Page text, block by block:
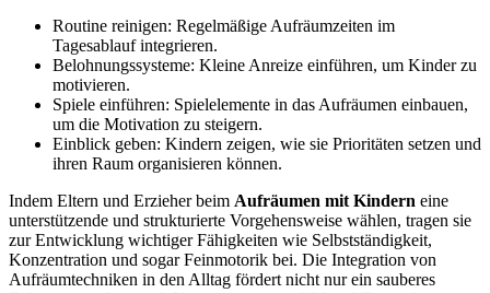
Routine reinigen: Regelmäßige Aufräumzeiten im
Tagesablauf integrieren.
Belohnungssysteme: Kleine Anreize einführen, um Kinder zu
motivieren.
Spiele einführen: Spielelemente in das Aufräumen einbauen,
um die Motivation zu steigern.
Einblick geben: Kindern zeigen, wie sie Prioritäten setzen und
ihren Raum organisieren können.
Indem Eltern und Erzieher beim Aufräumen mit Kindern eine
unterstützende und strukturierte Vorgehensweise wählen, tragen sie
zur Entwicklung wichtiger Fähigkeiten wie Selbstständigkeit,
Konzentration und sogar Feinmotorik bei. Die Integration von
Aufräumtechniken in den Alltag fördert nicht nur ein sauberes